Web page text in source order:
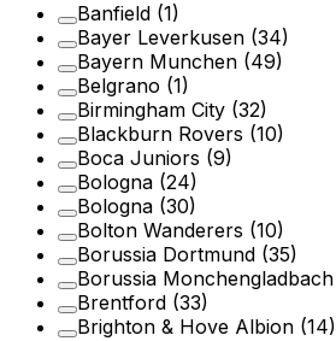
Banfield (1)
Bayer Leverkusen (34)
Bayern Munchen (49)
Belgrano (1)
Birmingham City (32)
Blackburn Rovers (10)
Boca Juniors (9)
Bologna (24)
Bologna (30)
Bolton Wanderers (10)
Borussia Dortmund (35)
Borussia Monchengladbach
Brentford (33)
Brighton & Hove Albion (14)